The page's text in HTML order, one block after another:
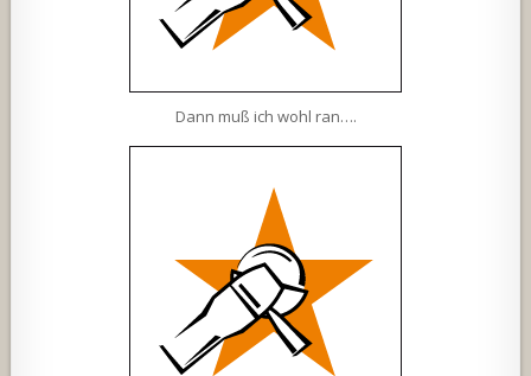
Dann muß ich wohl ran….